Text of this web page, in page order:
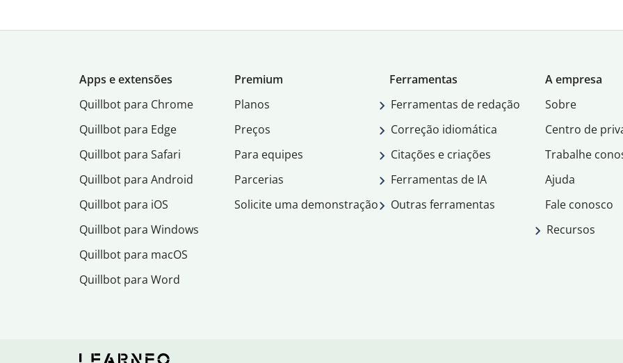
Apps e extensões
Quillbot para Chrome
Quillbot para Edge
Quillbot para Safari
Quillbot para Android
Quillbot para iOS
Quillbot para Windows
Quillbot para macOS
Quillbot para Word
Premium
Planos
Preços
Para equipes
Parcerias
Solicite uma demonstração
Ferramentas
Ferramentas de redação
Correção idiomática
Citações e criações
Ferramentas de IA
Outras ferramentas
A empresa
Sobre
Centro de
Trabalhe
Ajuda
Fale conosco
Recursos